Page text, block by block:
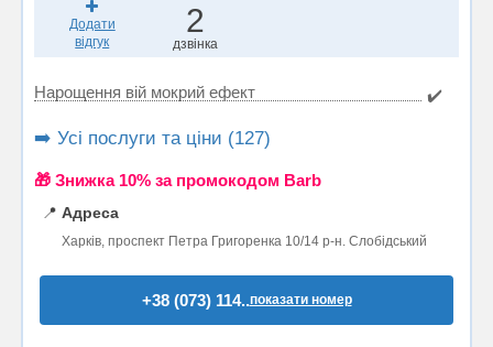
Додати
відгук
2
дзвінка
Нарощення вій мокрий ефект ✔️
➡️ Усі послуги та ціни (127)
🎁 Знижка 10% за промокодом Barb
📍 Адреса
Харків, проспект Петра Григоренка 10/14 р-н. Слобідський
+38 (073) 114..показати номер